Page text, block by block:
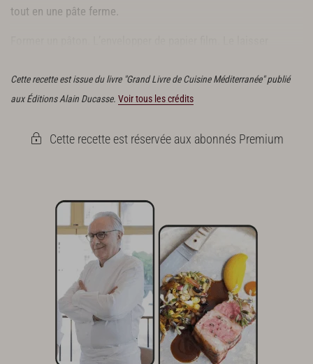
tout en une pâte ferme.
Cette recette est issue du livre "Grand Livre de Cuisine Méditerranée" publié
aux Éditions Alain Ducasse. Voir tous les crédits
Cette recette est réservée aux abonnés Premium